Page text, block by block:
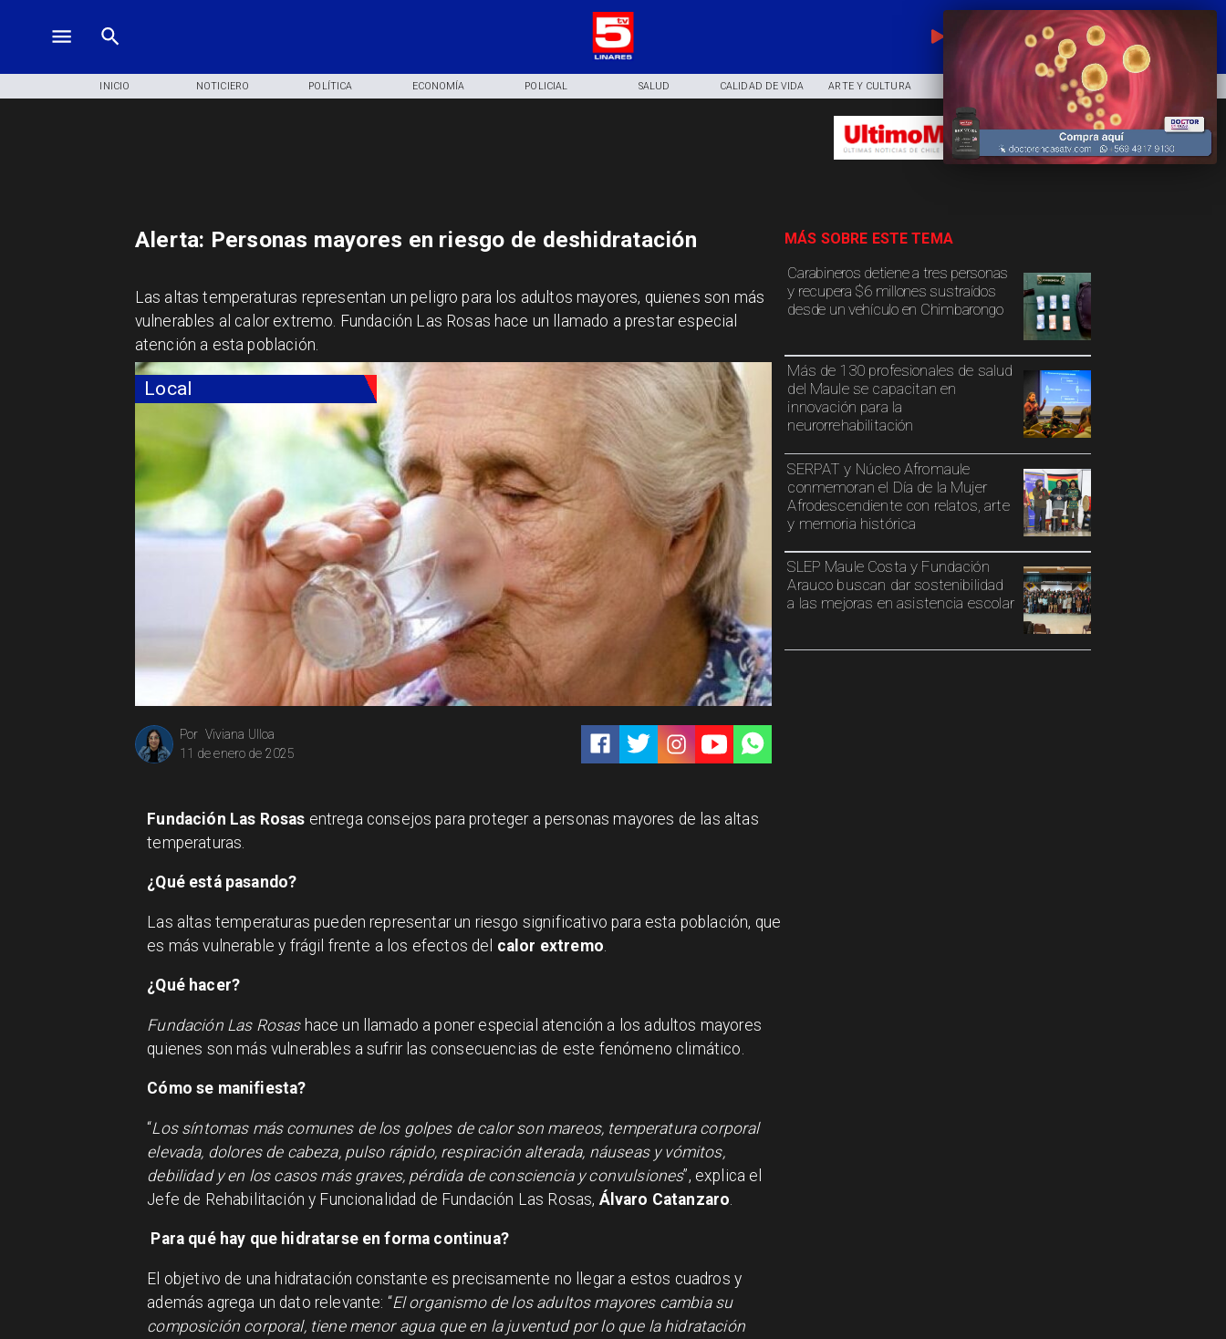
EN VIVO
INICIO NOTICIERO POLÍTICA ECONOMÍA POLICIAL SALUD CALIDAD DE VIDA ARTE Y CULTURA DEPORTES
Local
Viviana Ulloa
Por
11 de enero de 2025
Carabineros detiene a tres personas
y recupera $6 millones sustraídos
desde un vehículo en Chimbarongo
Más de 130 profesionales de salud
del Maule se capacitan en
innovación para la
neurorrehabilitación
SERPAT y Núcleo Afromaule
conmemoran el Día de la Mujer
Afrodescendiente con relatos, arte
y memoria histórica
SLEP Maule Costa y Fundación
Arauco buscan dar sostenibilidad
a las mejoras en asistencia escolar
MÁS SOBRE ESTE TEMA
Alerta: Personas mayores en riesgo de deshidratación
Las altas temperaturas representan un peligro para los adultos mayores, quienes son más
vulnerables al calor extremo. Fundación Las Rosas hace un llamado a prestar especial
atención a esta población.
Fundación Las Rosas entrega consejos para proteger a personas mayores de las altas
temperaturas.
¿Qué está pasando?
Las altas temperaturas pueden representar un riesgo significativo para esta población, que
es más vulnerable y frágil frente a los efectos del calor extremo
¿Qué hacer?
Fundación Las Rosashace un llamado a poner especial atención a los adultos mayores
quienes son más vulnerables a sufrir las consecuencias de este fenómeno climático.
Cómo se manifiesta?
“Los síntomas más comunes de los golpes de calor son mareos, temperatura corporal
elevada, dolores de cabeza, pulso rápido, respiración alterada, náuseas y vómitos,
debilidad y en los casos más graves, pérdida de consciencia y convulsiones”, explica el
Jefe de Rehabilitación y Funcionalidad de Fundación Las Rosas, Álvaro Catanzaro
Para qué hay que hidratarse en forma continua?
El objetivo de una hidratación constante es precisamente no llegar a estos cuadros y
además agrega un dato relevante: “El organismo de los adultos mayores cambia su
composición corporal, tiene menor agua que en la juventud por lo que la hidratación